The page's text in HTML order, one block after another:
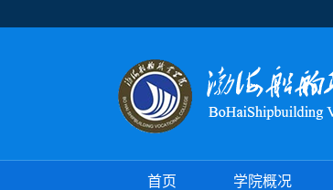
首页 学院概况